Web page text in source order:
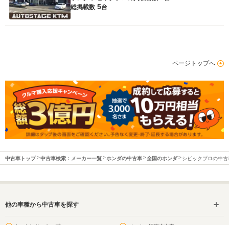
総掲載数 5台
ページトップへ
中古車トップ 中古車検索：メーカー一覧 ホンダの中古車 全国のホンダ シビックプロの中古
他の車種から中古車を探す